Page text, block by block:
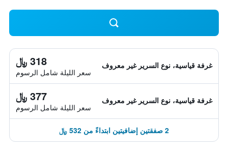
غرفة قياسية، نوع السرير غير معروف 318 ﷼
سعر الليلة شامل الرسوم
غرفة قياسية، نوع السرير غير معروف 377 ﷼
سعر الليلة شامل الرسوم
2 صفقتين إضافيتين ابتداءً من 532 ﷼